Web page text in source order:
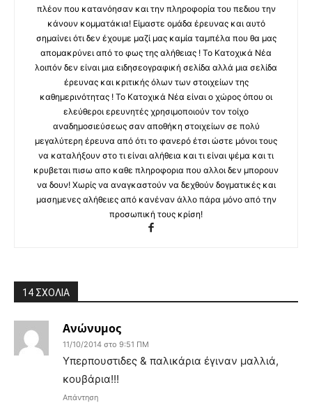
πλέον που κατανόησαν και την πληροφορία του πεδιου την
κάνουν κομματάκια! Είμαστε ομάδα έρευνας και αυτό
σημαίνει ότι δεν έχουμε μαζί μας καμία ταμπέλα που θα μας
απομακρύνει από το φως της αλήθειας ! Το Κατοχικά Νέα
λοιπόν δεν είναι μια ειδησεογραφική σελίδα αλλά μια σελίδα
έρευνας και κριτικής όλων των στοιχείων της
καθημερινότητας ! Το Κατοχικά Νέα είναι ο χώρος όπου οι
ελεύθεροι ερευνητές χρησιμοποιούν τον τοίχο
αναδημοσιεύσεως σαν αποθήκη στοιχείων σε πολύ
μεγαλύτερη έρευνα από ότι το φανερό έτσι ώστε μόνοι τους
να καταλήξουν στο τι είναι αλήθεια και τι είναι ψέμα και τι
κρυβεται πισω απο καθε πληροφορια που αλλοι δεν μπορουν
να δουν! Χωρίς να αναγκαστούν να δεχθούν δογματικές και
μασημενες αλήθειες από κανέναν άλλο πάρα μόνο από την
προσωπική τους κρίση!
14 ΣΧΟΛΙΑ
Ανώνυμος
11/10/2014 στο 9:51 ΠΜ
Υπερπουστιδες & παλικάρια έγιναν μαλλιά,
κουβάρια!!!
Απάντηση